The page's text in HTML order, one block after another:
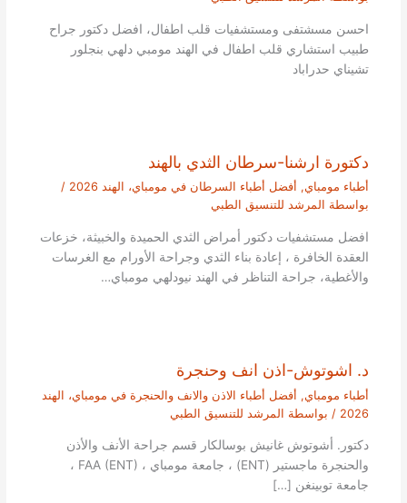
احسن مسشتفى ومستشفيات قلب اطفال، افضل دكتور جراح
طبيب استشاري قلب اطفال في الهند مومبي دلهي بنجلور
تشيناي حدراباد
دكتورة ارشنا-سرطان الثدي بالهند
أطباء مومباي, أفضل أطباء السرطان في مومباي، الهند 2026
/
بواسطة المرشد للتنسيق الطبي
افضل مستشفيات دكتور أمراض الثدي الحميدة والخبيثة، خزعات
العقدة الخافرة ، إعادة بناء الثدي وجراحة الأورام مع الغرسات
والأغطية، جراحة التناظر في الهند نيودلهي مومباي…
د. اشوتوش-اذن انف وحنجرة
أطباء مومباي, أفضل أطباء الاذن والانف والحنجرة في مومباي، الهند
2026 / بواسطة المرشد للتنسيق الطبي
دكتور. أشوتوش غانيش بوسالكار قسم جراحة الأنف والأذن
والحنجرة ماجستير (ENT) ، جامعة مومباي ، FAA (ENT) ،
جامعة توبينغن […]